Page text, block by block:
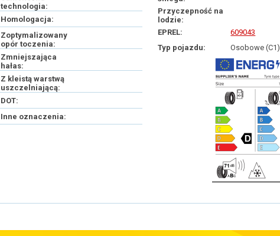
technologia:
Homologacja:
Zoptymalizowany
opór toczenia:
Zmniejszająca
hałas:
Z kleistą warstwą
uszczelniającą:
DOT:
Inne oznaczenia:
Przyczepność na
lodzie:
EPREL:
609043
Typ pojazdu:
Osobowe (C1)